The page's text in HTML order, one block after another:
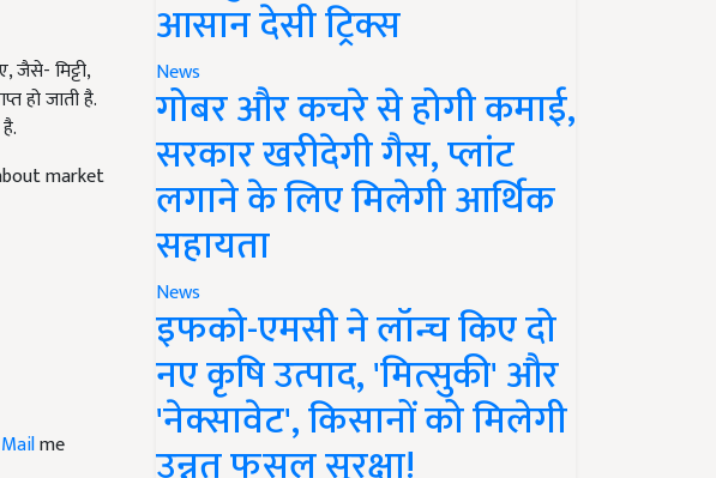
मिट्टी,
जाती है.
market
आसान देसी ट्रिक्स
News
गोबर और कचरे से होगी कमाई,
सरकार खरीदेगी गैस, प्लांट
लगाने के लिए मिलेगी आर्थिक
सहायता
News
इफको-एमसी ने लॉन्च किए दो
नए कृषि उत्पाद, 'मित्सुकी' और
'नेक्सावेट', किसानों को मिलेगी